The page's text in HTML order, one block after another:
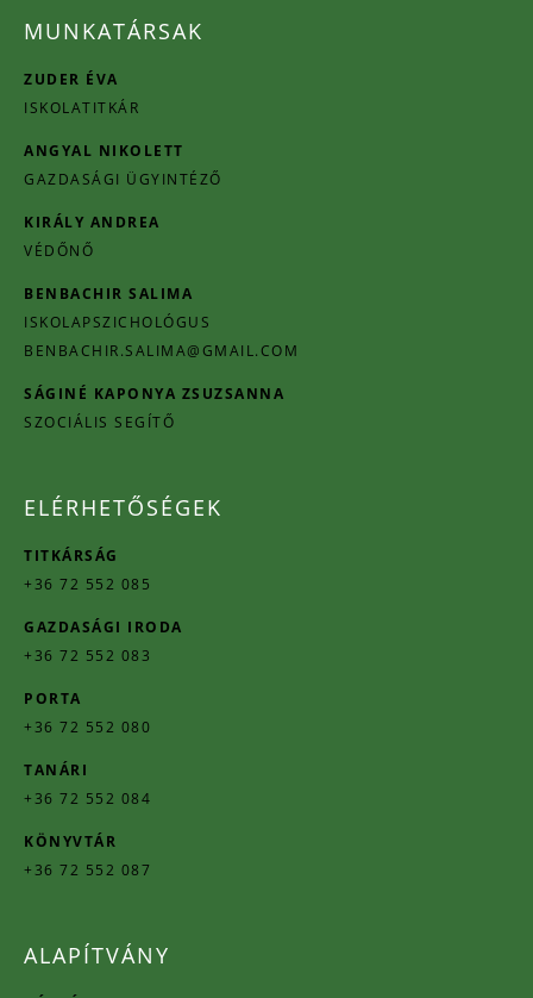
MUNKATÁRSAK
ZUDER ÉVA
ISKOLATITKÁR
ANGYAL NIKOLETT
GAZDASÁGI ÜGYINTÉZŐ
KIRÁLY ANDREA
VÉDŐNŐ
BENBACHIR SALIMA
ISKOLAPSZICHOLÓGUS
BENBACHIR.SALIMA@GMAIL.COM
SÁGINÉ KAPONYA ZSUZSANNA
SZOCIÁLIS SEGÍTŐ
ELÉRHETŐSÉGEK
TITKÁRSÁG
+36 72 552 085
GAZDASÁGI IRODA
+36 72 552 083
PORTA
+36 72 552 080
TANÁRI
+36 72 552 084
KÖNYVTÁR
+36 72 552 087
ALAPÍTVÁNY